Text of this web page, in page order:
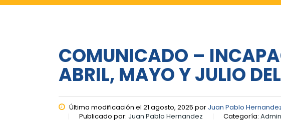
COMUNICADO –
ABRIL, MAYO Y JULIO
Última modificación el 21 agosto, 2025 por Juan Pablo
Publicado por: Juan Pablo Hernandez Categoría: